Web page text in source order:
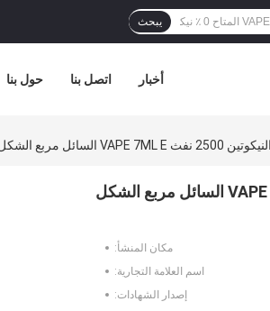
يبحث
حول بنا اتصل بنا أخبار
مكان المنشأ:
اسم العلامة التجارية:
إصدار الشهادات: